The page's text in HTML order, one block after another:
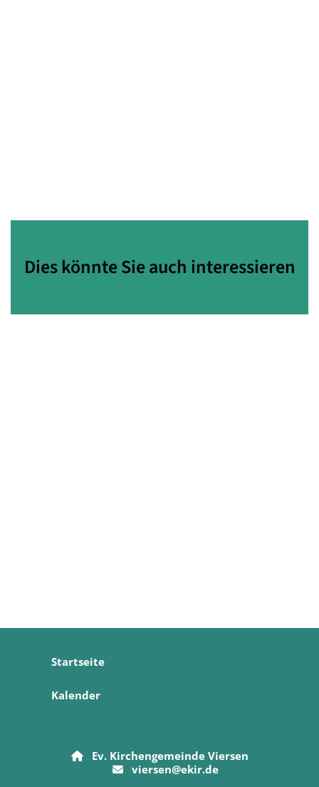
Dies könnte Sie auch interessieren
Startseite
Kalender
Ev. Kirchengemeinde Viersen
viersen@ekir.de